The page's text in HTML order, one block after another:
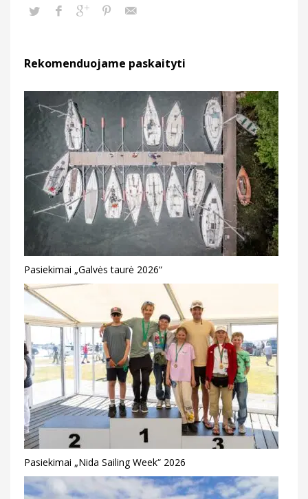
Rekomenduojame paskaityti
Pasiekimai „Galvės taurė 2026“
Pasiekimai „Nida Sailing Week“ 2026